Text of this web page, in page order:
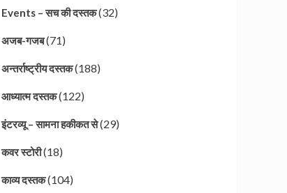
Events – सच की दस्तक(32)
अजब-गजब(71)
अन्तर्राष्ट्रीय दस्तक(188)
आध्यात्म दस्तक(122)
इंटरव्यू – सामना हकीकत से(29)
कवर स्टोरी(18)
काव्य दस्तक(104)